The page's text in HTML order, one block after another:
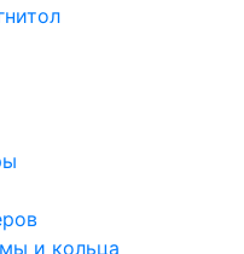
и кольца